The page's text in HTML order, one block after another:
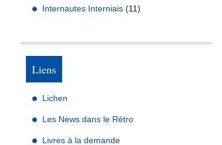
Internautes Interniais (11)
Liens
Lichen
Les News dans le Rétro
Livres à la demande